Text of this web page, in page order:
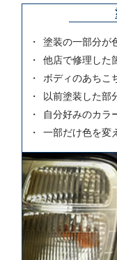
塗装の一部分が
他店で修理した
ボディのあちこ
以前塗装した部
自分好みのカラ
一部だけ色を変